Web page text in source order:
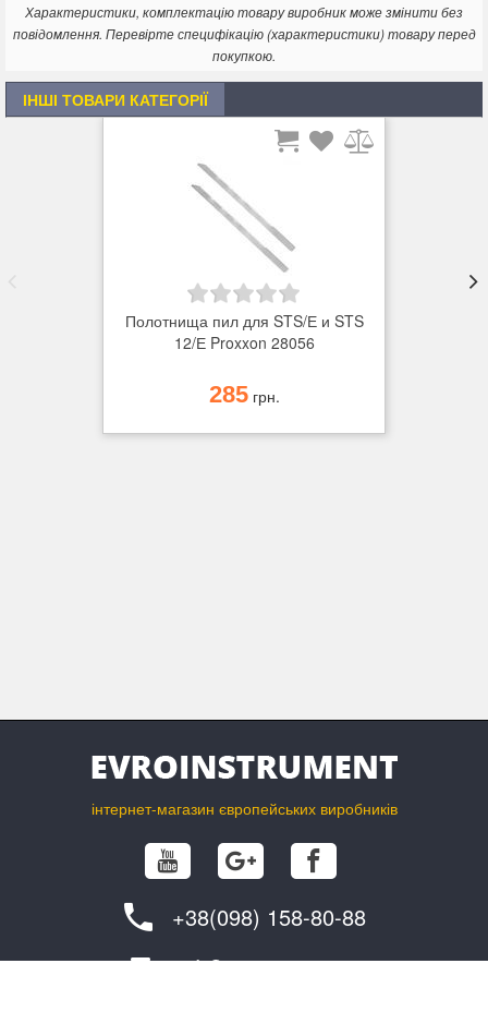
Характеристики, комплектацію товару виробник може змінити без
повідомлення. Перевірте специфікацію (характеристики) товару перед
покупкою.
ІНШІ ТОВАРИ КАТЕГОРІЇ
Полотнища пил для STS/Е и STS
12/Е Proxxon 28056
285грн.
інтернет-магазин європейських виробників
+38(098) 158-80-88
info@evroinstrument.com